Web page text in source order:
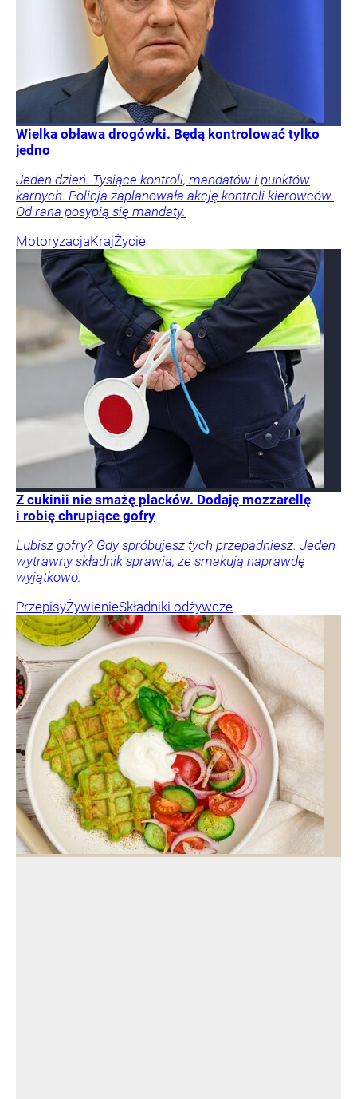
Wielka obława drogówki. Będą kontrolować tylko
jedno
Jeden dzień. Tysiące kontroli, mandatów i punktów
karnych. Policja zaplanowała akcję kontroli kierowców.
Od rana posypią się mandaty.
MotoryzacjaKrajŻycie
Z cukinii nie smażę placków. Dodaję mozzarellę
i robię chrupiące gofry
Lubisz gofry? Gdy spróbujesz tych przepadniesz. Jeden
wytrawny składnik sprawia, że smakują naprawdę
wyjątkowo.
PrzepisyŻywienieSkładniki odżywcze